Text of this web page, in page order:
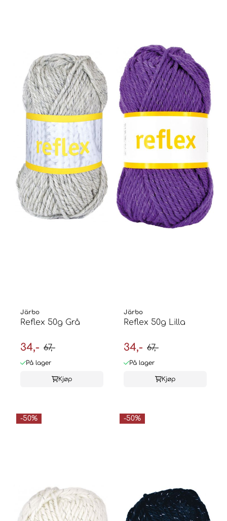
Järbo
Reflex 50g Grå
34,- 67,-
På lager
Kjøp
Järbo
Reflex 50g Lilla
34,- 67,-
På lager
Kjøp
-50% -50%